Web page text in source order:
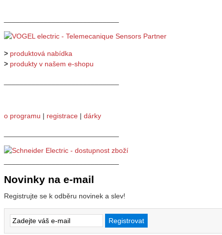
> produktová nabídka
> produkty v našem e-shopu
o programu | registrace | dárky
Novinky na e-mail
Registrujte se k odběru novinek a slev!